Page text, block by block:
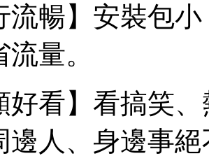
流暢】安裝包
量。
好看】看搞笑
邊人、身邊事